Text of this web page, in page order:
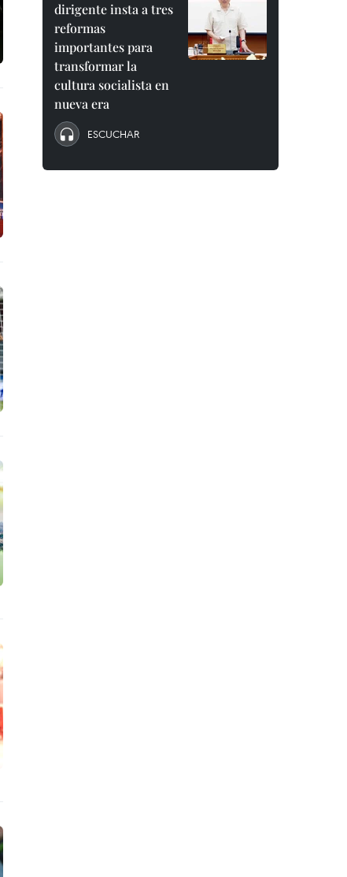
dirigente insta a tres
reformas
importantes para
transformar la
cultura socialista en
nueva era
ESCUCHAR